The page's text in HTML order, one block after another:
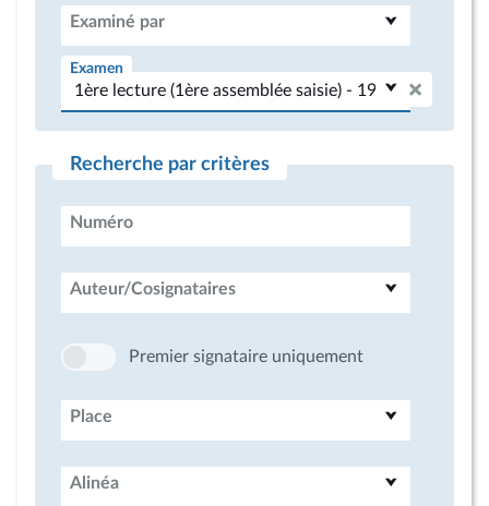
Examiné par
Examen
Recherche par critères
Numéro
Auteur/Cosignataires
Premier signataire uniquement
Place
Alinéa